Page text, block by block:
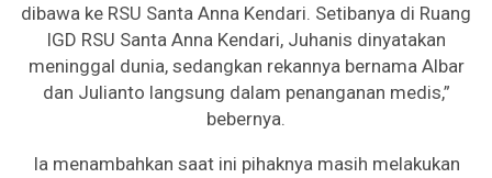
dibawa ke RSU Santa Anna Kendari. Setibanya di Ruang
IGD RSU Santa Anna Kendari, Juhanis dinyatakan
meninggal dunia, sedangkan rekannya bernama Albar
dan Julianto langsung dalam penanganan medis,”
bebernya.
Ia menambahkan saat ini pihaknya masih melakukan